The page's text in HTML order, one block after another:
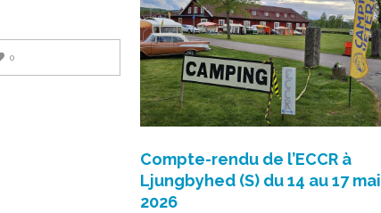
0
Compte-rendu de l’ECCR à
Ljungbyhed (S) du 14 au 17 mai
2026